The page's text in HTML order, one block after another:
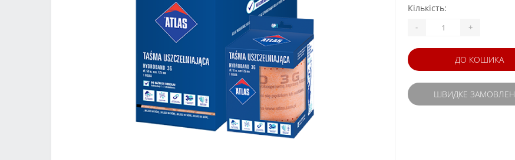
Кількість:
- +
ДО КОШИКА
ШВИДКЕ